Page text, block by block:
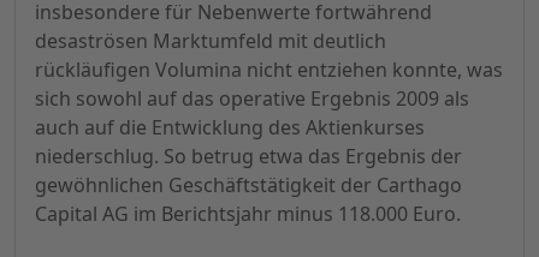
insbesondere für Nebenwerte fortwährend
desaströsen Marktumfeld mit deutlich
rückläufigen Volumina nicht entziehen konnte, was
sich sowohl auf das operative Ergebnis 2009 als
auch auf die Entwicklung des Aktienkurses
niederschlug. So betrug etwa das Ergebnis der
gewöhnlichen Geschäftstätigkeit der Carthago
Capital AG im Berichtsjahr minus 118.000 Euro.